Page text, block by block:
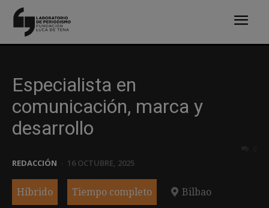
Especialista en
comunicación, marca y
desarrollo
REDACCIÓN 16 OCTUBRE, 2025
Híbrido Tiempo completo Bilbao